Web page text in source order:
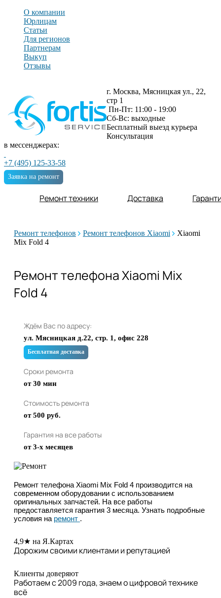
О компании
Юрлицам
Статьи
Для регионов
Партнерам
Выкуп
Отзывы
г. Москва, Мясницкая ул., 22,
стр 1
Пн-Пт: 11:00 - 19:00
Сб-Вс: выходные
Бесплатный выезд курьера
Консультация
в мессенджерах:
+7 (495) 125-33-58
Заявка на ремонт
Ремонт техники Доставка
Ремонт телефонов Ремонт телефонов Xiaomi
Xiaomi
Mix Fold 4
Ремонт телефона Xiaomi Mix
Fold 4
Ждём Вас по адресу:
ул. Мясницкая д.22, стр. 1, офис 228
Бесплатная доставка
Сроки ремонта
от 30 мин
Стоимость ремонта
от 500 руб.
Гарантия на все работы
от 3-х месяцев
Ремонт телефона Xiaomi Mix Fold 4 производится на
современном оборудовании с использованием
оригинальных запчастей. На все работы
предоставляется гарантия 3 месяца. Узнать подробные
условия на ремонт .
4,9★ на Я.Картах
Дорожим своими клиентами и репутацией
Клиенты доверяют
Работаем с 2009 года, знаем о цифровой технике
всё